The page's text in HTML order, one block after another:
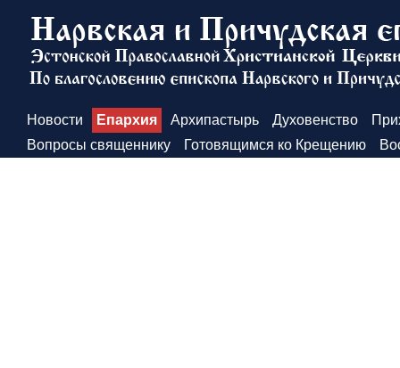
Новости Епархия Архипастырь Духовенство
Вопросы священнику
Готовящимся ко Крещению